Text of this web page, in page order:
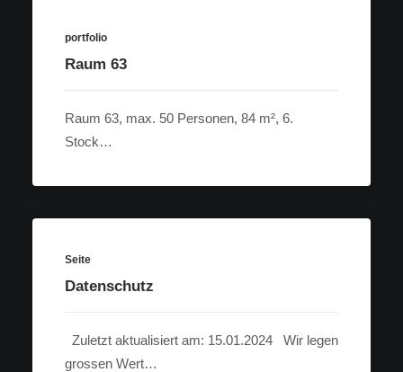
portfolio
Raum 63
Raum 63, max. 50 Personen, 84 m², 6.
Stock…
Seite
Datenschutz
Zuletzt aktualisiert am: 15.01.2024 Wir legen
grossen Wert…